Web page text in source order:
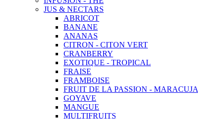
JUS & NECTARS
ABRICOT
BANANE
ANANAS
CITRON - CITON VERT
CRANBERRY
EXOTIQUE - TROPICAL
FRAISE
FRAMBOISE
FRUIT DE LA PASSION - MARACUJA
GOYAVE
MANGUE
MULTIFRUITS